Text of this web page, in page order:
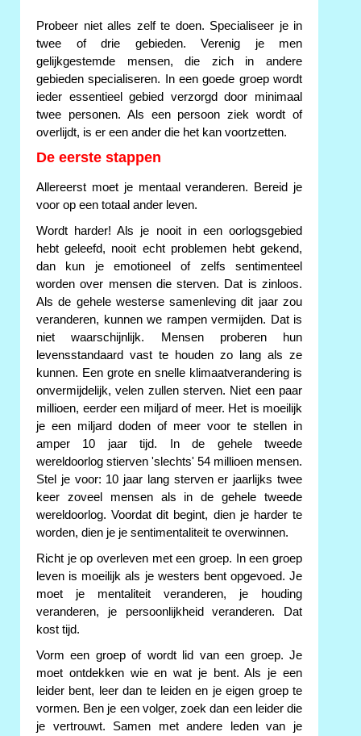
Probeer niet alles zelf te doen. Specialiseer je in
twee of drie gebieden. Verenig je men
gelijkgestemde mensen, die zich in andere
gebieden specialiseren. In een goede groep wordt
ieder essentieel gebied verzorgd door minimaal
twee personen. Als een persoon ziek wordt of
overlijdt, is er een ander die het kan voortzetten.
De eerste stappen
Allereerst moet je mentaal veranderen. Bereid je
voor op een totaal ander leven.
Wordt harder! Als je nooit in een oorlogsgebied
hebt geleefd, nooit echt problemen hebt gekend,
dan kun je emotioneel of zelfs sentimenteel
worden over mensen die sterven. Dat is zinloos.
Als de gehele westerse samenleving dit jaar zou
veranderen, kunnen we rampen vermijden. Dat is
niet waarschijnlijk. Mensen proberen hun
levensstandaard vast te houden zo lang als ze
kunnen. Een grote en snelle klimaatverandering is
onvermijdelijk, velen zullen sterven. Niet een paar
millioen, eerder een miljard of meer. Het is moeilijk
je een miljard doden of meer voor te stellen in
amper 10 jaar tijd. In de gehele tweede
wereldoorlog stierven 'slechts' 54 millioen mensen.
Stel je voor: 10 jaar lang sterven er jaarlijks twee
keer zoveel mensen als in de gehele tweede
wereldoorlog. Voordat dit begint, dien je harder te
worden, dien je je sentimentaliteit te overwinnen.
Richt je op overleven met een groep. In een groep
leven is moeilijk als je westers bent opgevoed. Je
moet je mentaliteit veranderen, je houding
veranderen, je persoonlijkheid veranderen. Dat
kost tijd.
Vorm een groep of wordt lid van een groep. Je
moet ontdekken wie en wat je bent. Als je een
leider bent, leer dan te leiden en je eigen groep te
vormen. Ben je een volger, zoek dan een leider die
je vertrouwt. Samen met andere leden van je